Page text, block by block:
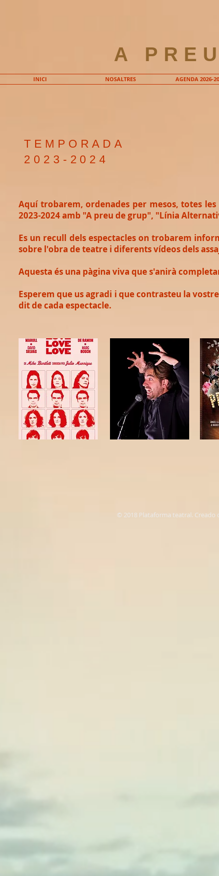
A
INICI NOSALTRES AGENDA 2026-
TEMPORADA
2023-2024
Aquí trobarem, ordenades per mesos, totes
2023-2024 amb "A preu de grup", "Línia
Es un recull dels espectacles on trobarem
sobre l'obra de teatre i diferents vídeos dels
Aquesta és una pàgina viva que s'anirà
Esperem que us agradi i que contrasteu la
dit de cada espectacle.
© 2018 Plataforma teatral. Creado